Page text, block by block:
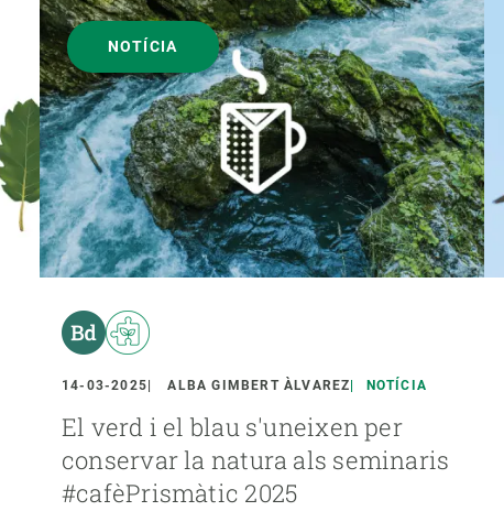
NOTÍCIA
14-03-2025 ALBA GIMBERT ÀLVAREZ NOTÍCIA
El verd i el blau s'uneixen per
conservar la natura als seminaris
#cafèPrismàtic 2025